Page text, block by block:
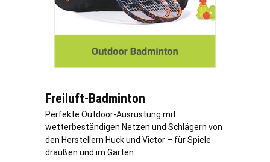
Freiluft-Badminton
Perfekte Outdoor-Ausrüstung mit
wetterbeständigen Netzen und Schlägern von
den Herstellern Huck und Victor – für Spiele
draußen und im Garten.